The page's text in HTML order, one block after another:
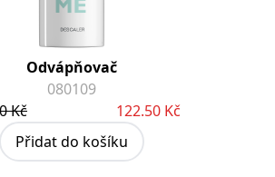
Odvápňovač
080109
Kč
122.50 Kč
Přidat do košíku